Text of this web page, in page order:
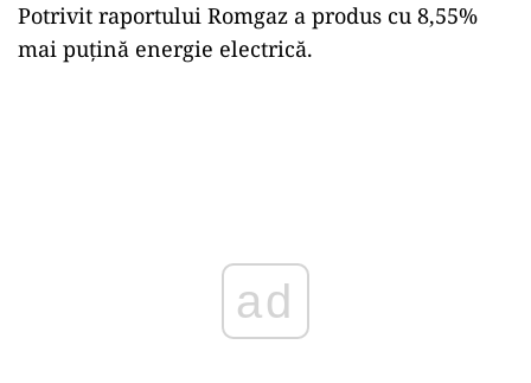
Potrivit raportului Romgaz a produs cu 8,55%
mai puțină energie electrică.
ad